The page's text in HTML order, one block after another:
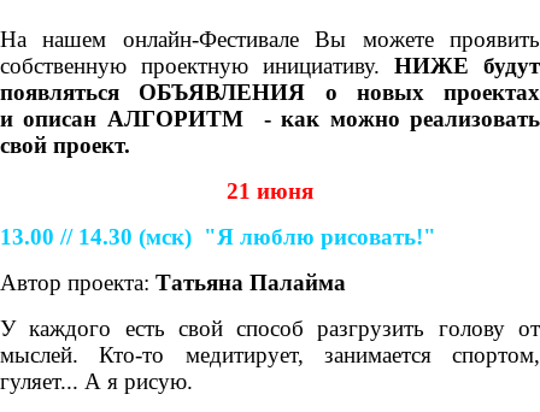
На нашем онлайн-Фестивале Вы можете проявить
собственную проектную инициативу. НИЖЕ будут
появляться ОБЪЯВЛЕНИЯ о новых проектах
иописан АЛГОРИТМ - как можно реализовать
свой проект.
21 июня
13.00 // 14.30 (мск) "Я люблю рисовать!"
Автор проекта: Татьяна Палайма
У каждого есть свой способ разгрузить голову от
мыслей. Кто-то медитирует, занимается спортом,
гуляет... А я рисую.